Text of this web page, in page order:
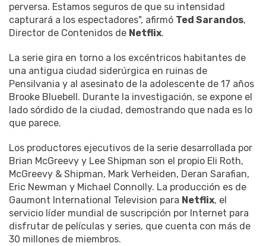
perversa. Estamos seguros de que su intensidad
capturará a los espectadores", afirmó Ted Sarandos,
Director de Contenidos de Netflix.
La serie gira en torno a los excéntricos habitantes de
una antigua ciudad siderúrgica en ruinas de
Pensilvania y al asesinato de la adolescente de 17 años
Brooke Bluebell. Durante la investigación, se expone el
lado sórdido de la ciudad, demostrando que nada es lo
que parece.
Los productores ejecutivos de la serie desarrollada por
Brian McGreevy y Lee Shipman son el propio Eli Roth,
McGreevy & Shipman, Mark Verheiden, Deran Sarafian,
Eric Newman y Michael Connolly. La producción es de
Gaumont International Television para Netflix, el
servicio líder mundial de suscripción por Internet para
disfrutar de películas y series, que cuenta con más de
30 millones de miembros.